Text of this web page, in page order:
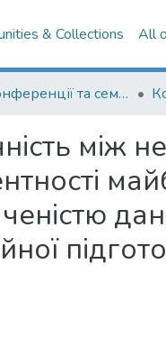
& Collections All
012. Конференції та семінари НаУКМА
між